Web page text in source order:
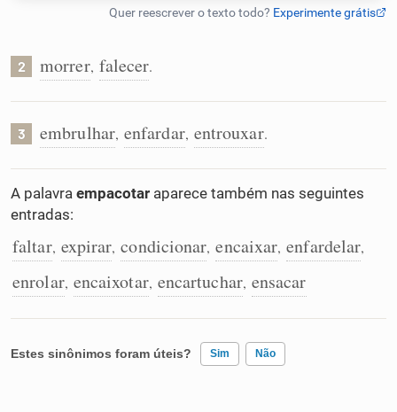
Humanizador de IA
Conexões
Caça-palavras
Dicionário
2 morrer, falecer.
3 embrulhar, enfardar, entrouxar.
A palavra empacotar aparece também nas seguintes
entradas:
faltar, expirar, condicionar, encaixar, enfardelar,
enrolar, encaixotar, encartuchar, ensacar
Estes sinônimos foram úteis? Sim Não